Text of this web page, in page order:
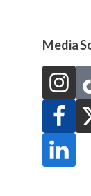
Media